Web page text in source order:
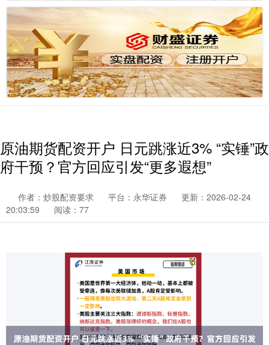
原油期货配资开户 日元跳涨近3% “实锤”政
府干预？官方回应引发“更多遐想”
作者：炒股配资要求 平台：永华证券
更新：2026-02-24
20:03:59
阅读：77